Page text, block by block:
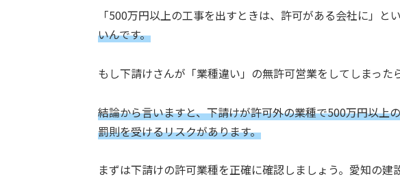
「500万円以上の工事を出すときは、許可がある会社に」と
いんです。
もし下請けさんが「業種違い」の無許可営業をしてしまっ
結論から言いますと、下請けが許可外の業種で500万円以上
罰則を受けるリスクがあります。
まずは下請けの許可業種を正確に確認しましょう。愛知の建